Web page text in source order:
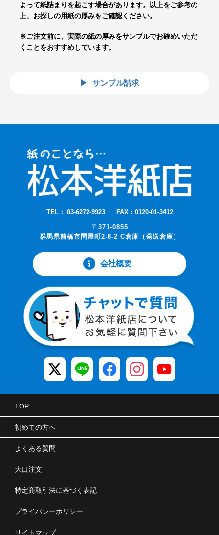
よって紙詰まりを起こす場合があります。以上をご参考の
上、お探しの用紙の厚みをご確認ください。
※ご注文前に、実際の紙の厚みをサンプルでお確めいただ
くことをおすすめしています。
サンプル請求
TEL： 03-6272-9923
FAX：0120-01-3412
〒371-0855
群馬県前橋市問屋町2-8-2 C倉庫（発送倉庫）
会社概要
TOP
初めての方へ
よくある質問
大口注文
特定商取引法に基づく表記
プライバシーポリシー
サイトマップ